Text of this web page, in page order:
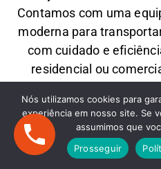
Contamos com uma
moderna para
comcuidado e
residencial ou
orçamento e mude
Mudanças
Eficiência
Nós utilizamos cookies para
experiência em nosso site. Se
assumimos que
Prosseguir